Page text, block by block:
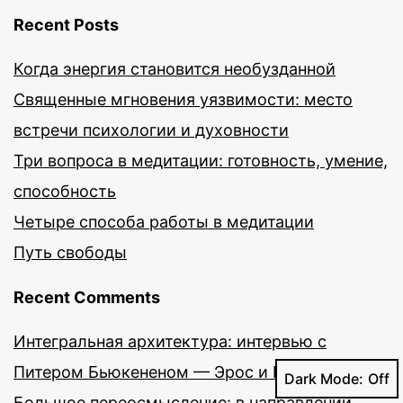
Recent Posts
Когда энергия становится необузданной
Священные мгновения уязвимости: место
встречи психологии и духовности
Три вопроса в медитации: готовность, умение,
способность
Четыре способа работы в медитации
Путь свободы
Recent Comments
Интегральная архитектура: интервью с
Питером Бьюкененом — Эрос и Космосon
Dark Mode: